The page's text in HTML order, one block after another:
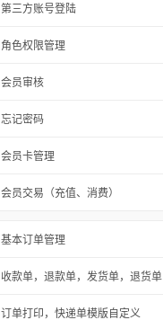
第三方账号登陆
角色权限管理
会员审核
忘记密码
会员卡管理
会员交易（充值、消费）
基本订单管理
收款单，退款单，发货单，退货单
订单打印，快递单模版自定义